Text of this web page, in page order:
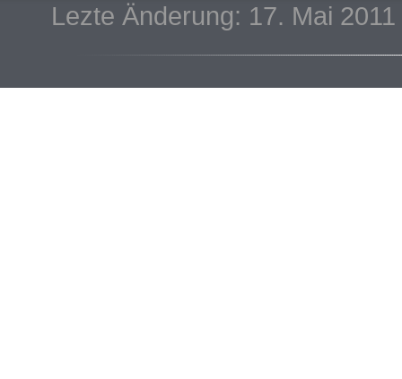
Lezte Änderung: 17. Mai